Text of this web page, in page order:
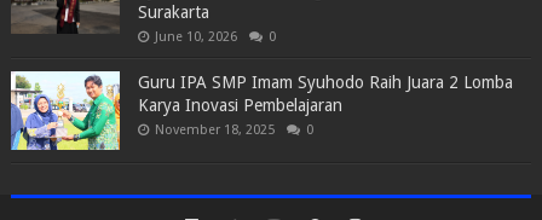
Surakarta
June 10, 2026 0
Guru IPA SMP Imam Syuhodo Raih Juara 2 Lomba
Karya Inovasi Pembelajaran
November 18, 2025 0